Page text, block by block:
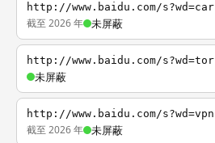
http://www.baidu.com/s?wd=car
截至 2026 年 未屏蔽
http://www.baidu.com/s?wd=tor
未屏蔽
http://www.baidu.com/s?wd=vpn
截至 2026 年 未屏蔽